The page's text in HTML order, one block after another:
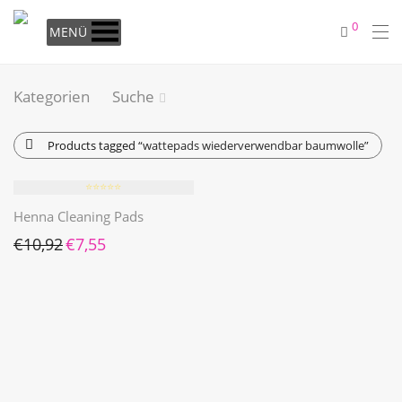
MENÜ 0
Kategorien Suche
Products tagged “wattepads wiederverwendbar baumwolle”
⭐️⭐️⭐️⭐️⭐️
Henna Cleaning Pads
€10,92 Ursprünglicher Preis war: €10,92
€7,55